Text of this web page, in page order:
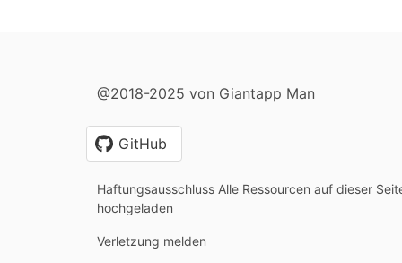
@2018-2025 von Giantapp Man
GitHub
Haftungsausschluss Alle Ressourcen auf dieser
hochgeladen
Verletzung melden